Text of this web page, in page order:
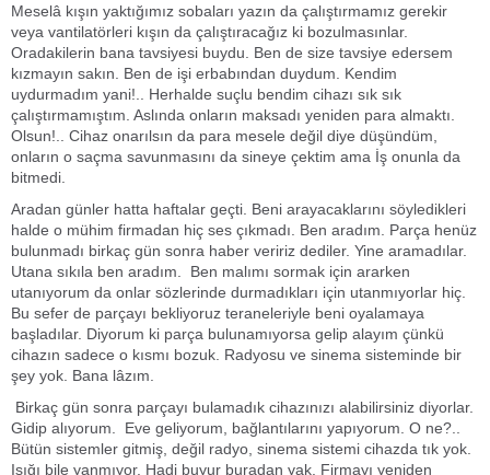
Meselâ kışın yaktığımız sobaları yazın da çalıştırmamız gerekir
veya vantilatörleri kışın da çalıştıracağız ki bozulmasınlar.
Oradakilerin bana tavsiyesi buydu. Ben de size tavsiye edersem
kızmayın sakın. Ben de işi erbabından duydum. Kendim
uydurmadım yani!.. Herhalde suçlu bendim cihazı sık sık
çalıştırmamıştım. Aslında onların maksadı yeniden para almaktı.
Olsun!.. Cihaz onarılsın da para mesele değil diye düşündüm,
onların o saçma savunmasını da sineye çektim ama İş onunla da
bitmedi.
Aradan günler hatta haftalar geçti. Beni arayacaklarını söyledikleri
halde o mühim firmadan hiç ses çıkmadı. Ben aradım. Parça henüz
bulunmadı birkaç gün sonra haber veririz dediler. Yine aramadılar.
Utana sıkıla ben aradım. Ben malımı sormak için ararken
utanıyorum da onlar sözlerinde durmadıkları için utanmıyorlar hiç.
Bu sefer de parçayı bekliyoruz teraneleriyle beni oyalamaya
başladılar. Diyorum ki parça bulunamıyorsa gelip alayım çünkü
cihazın sadece o kısmı bozuk. Radyosu ve sinema sisteminde bir
şey yok. Bana lâzım.
Birkaç gün sonra parçayı bulamadık cihazınızı alabilirsiniz diyorlar.
Gidip alıyorum. Eve geliyorum, bağlantılarını yapıyorum. O ne?..
Bütün sistemler gitmiş, değil radyo, sinema sistemi cihazda tık yok.
Işığı bile yanmıyor. Hadi buyur buradan yak. Firmayı yeniden